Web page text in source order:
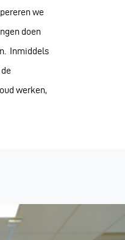
we
doen
Inmiddels
werken,